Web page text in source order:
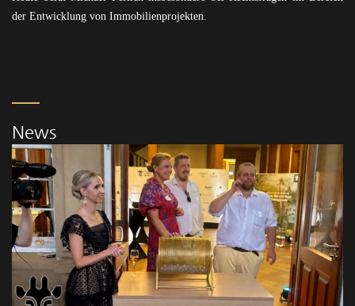
der Entwicklung von Immobilienprojekten.
News